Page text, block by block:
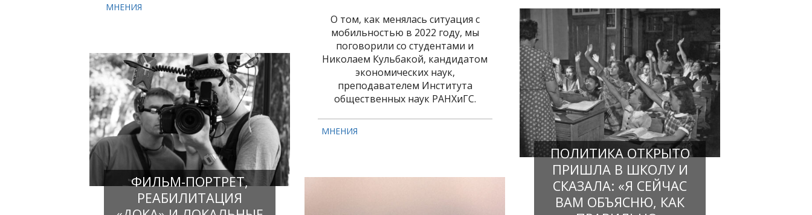
МНЕНИЯ
ФИЛЬМ-ПОРТРЕТ,
РЕАБИЛИТАЦИЯ
О том, как менялась ситуация с
мобильностью в 2022 году, мы
поговорили со студентами и
Николаем Кульбакой, кандидатом
экономических наук,
преподавателем Института
общественных наук РАНХиГС.
МНЕНИЯ
ПОЛИТИКА ОТКРЫТО
ПРИШЛА В ШКОЛУ И
СКАЗАЛА: «Я СЕЙЧАС
ВАМ ОБЪЯСНЮ, КАК